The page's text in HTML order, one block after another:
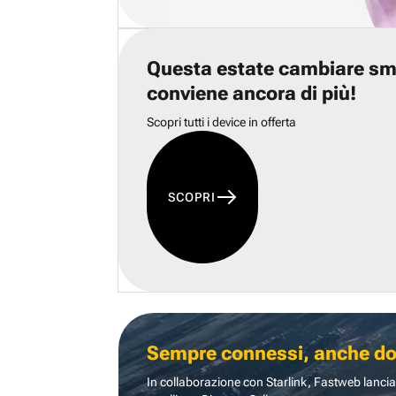
Questa estate cambiare
conviene ancora di più!
Scopri tutti i device in offerta
SCOPRI
Sempre connessi, anche
In collaborazione con Starlink, Fastweb